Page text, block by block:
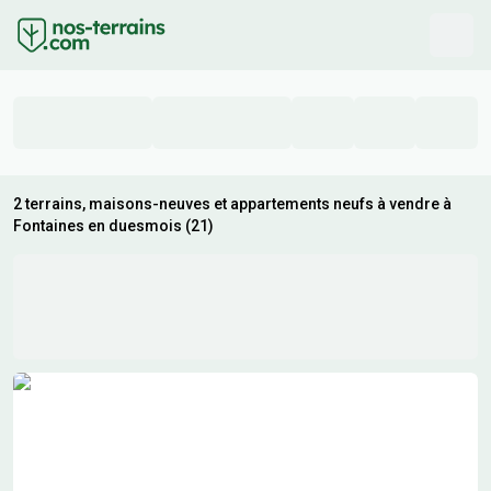
2 terrains, maisons-neuves et appartements neufs à vendre à
Fontaines en duesmois (21)
Résultats de recherche